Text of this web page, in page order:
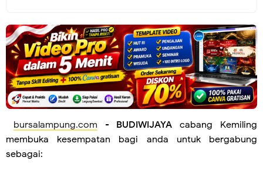
bursalampung.com - BUDIWIJAYA cabang Kemiling
membuka kesempatan bagi anda untuk bergabung
sebagai: